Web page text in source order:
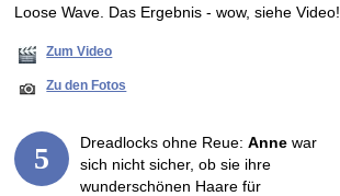
Loose Wave. Das Ergebnis - wow, siehe Video!
Zum Video
Zu den Fotos
5 Dreadlocks ohne Reue:Anne war
sich nicht sicher, ob sie ihre
wunderschönen Haare für